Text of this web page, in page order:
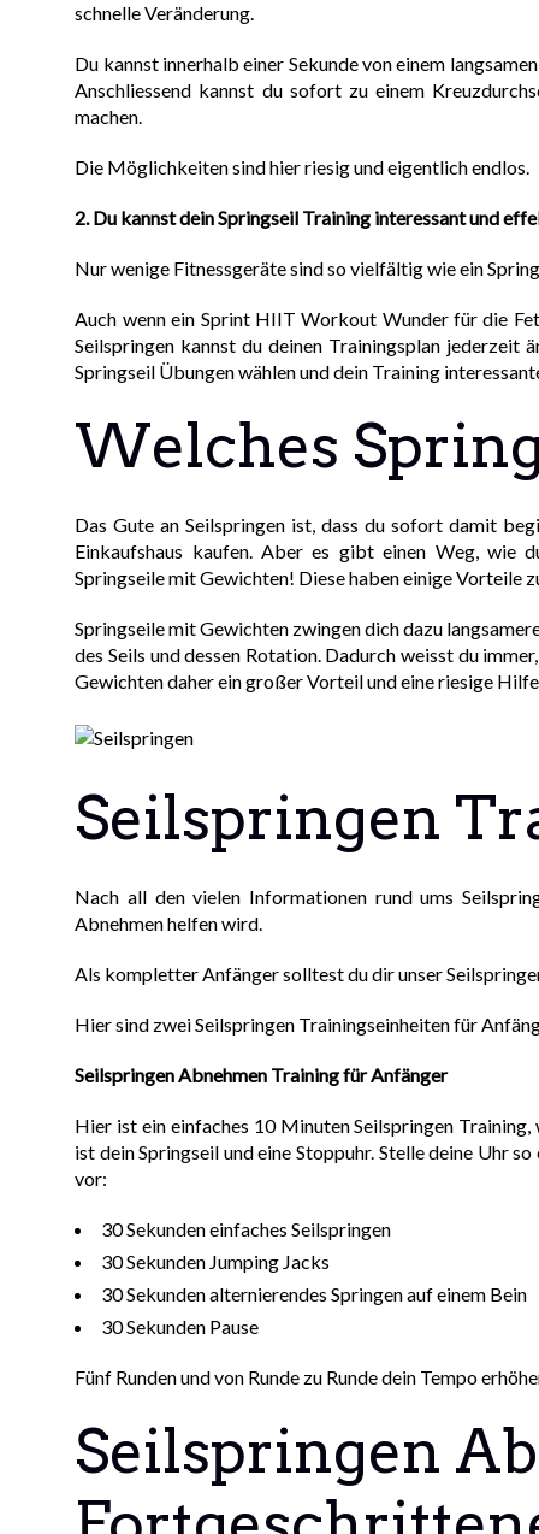
schnelle Veränderung.
Du kannst innerhalb einer Sekunde von einem
Anschliessend kannst du sofort zu einem
machen.
Die Möglichkeiten sind hier riesig und eigentlich endlos.
2. Du kannst dein Springseil Training interessant und
Nur wenige Fitnessgeräte sind so vielfältig wie ein
Auch wenn ein Sprint HIIT Workout Wunder für die
Seilspringen kannst du deinen Trainingsplan jederzeit
Springseil Übungen wählen und dein Training
Welches
Das Gute an Seilspringen ist, dass du sofort damit
Einkaufshaus kaufen. Aber es gibt einen Weg, wie
Springseile mit Gewichten! Diese haben einige Vorteile
Springseile mit Gewichten zwingen dich dazu
des Seils und dessen Rotation. Dadurch weisst du
Gewichten daher ein großer Vorteil und eine riesige
Seilspringen
Nach all den vielen Informationen rund ums
Abnehmen helfen wird.
Als kompletter Anfänger solltest du dir unser
Hier sind zwei Seilspringen Trainingseinheiten für
Seilspringen Abnehmen Training für Anfänger
Hier ist ein einfaches 10 Minuten Seilspringen
ist dein Springseil und eine Stoppuhr. Stelle deine Uhr
vor:
30 Sekunden einfaches Seilspringen
30 Sekunden Jumping Jacks
30 Sekunden alternierendes Springen auf einem Bein
30 Sekunden Pause
Fünf Runden und von Runde zu Runde dein Tempo
Seilspringen